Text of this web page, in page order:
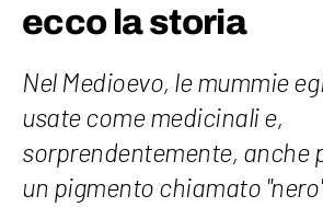
ecco la storia
Nel Medioevo, le mummie
usate come medicinali e,
sorprendentemente, anche
un pigmento chiamato